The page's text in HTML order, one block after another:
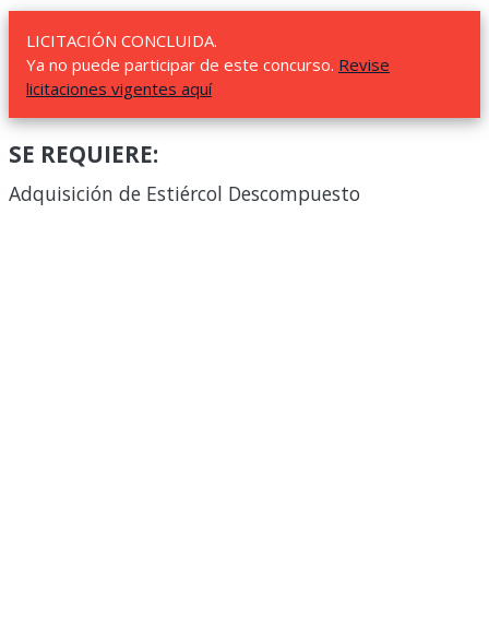
LICITACIÓN CONCLUIDA.
Ya no puede participar de este concurso. Revise
licitaciones vigentes aquí
SE REQUIERE:
Adquisición de Estiércol Descompuesto